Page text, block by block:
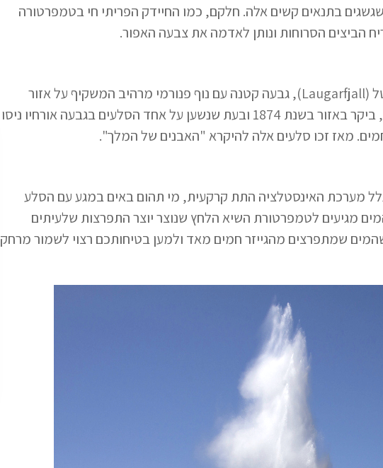
בתנאים קשים אלה. חלקם, כמו החיידק הפריתי חי בטמפרטורה
במרחק קטן מערבה נמצאת גבעת לוייגארפיאטל (Laugarfjall), גבעה קטנה עם נוף פנורמי מרהיב המשקיף על אזור
פארק הגייזרים. מלך דנמרק כריסטיאן התשיעי, ביקר באזור בשנת 1874 ובעת שנשען על אחד הסלעים בגבעה אורחיו ניסו
מאז זכו סלעים אלה להיקרא "האבנים של המלך".
מערכת האינסטלציה התת קרקעית, מי תהום באים במגע עם הסלע
מגיעים לטמפרטורת השיא הלחץ שנוצר יוצר התפרצות שלעיתים
שימו לב, שהמים שמתפרצים מהגייזר חמים מאד ולמען בטיחותכם רצוי לשמור מרחק